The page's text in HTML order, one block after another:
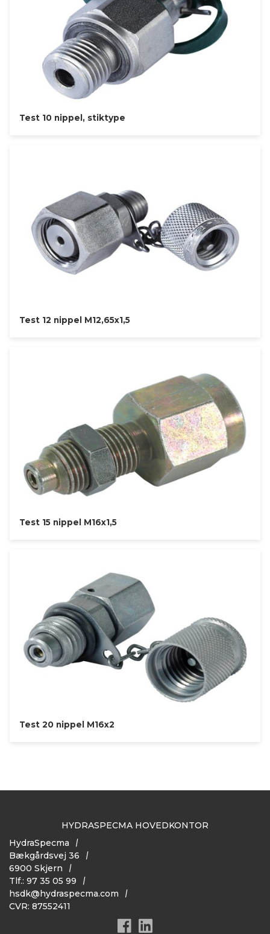
Test 10 nippel, stiktype
Test 12 nippel M12,65x1,5
Test 15 nippel M16x1,5
Test 20 nippel M16x2
HYDRASPECMA HOVEDKONTOR
HydraSpecma
Bækgårdsvej 36
6900 Skjern
Tlf.: 97 35 05 99
hsdk@hydraspecma.com
CVR: 87552411